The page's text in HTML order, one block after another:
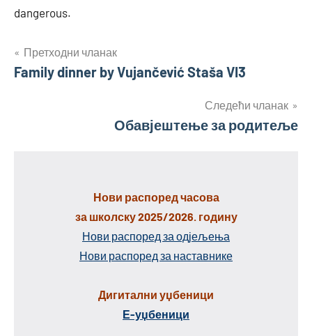
dangerous.
Кретање
чланка
Претходни чланак
Family dinner by Vujančević Staša VI3
Следећи чланак
Обавјештење за родитеље
Нови распоред часова
за школску 2025/2026. годину
Нови распоред за одјељења
Нови распоред за наставнике
Дигитални уџбеници
Е-уџбеници